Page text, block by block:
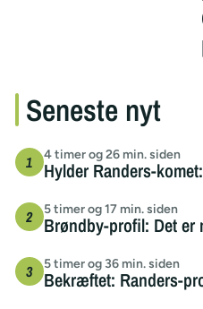
Seneste nyt
4 timer og 26 min. siden
Hylder Randers-
5 timer og 17 min. siden
Brøndby-profil: Det er
5 timer og 36 min. siden
Bekræftet: Randers-